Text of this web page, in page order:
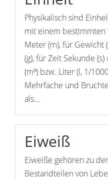
Physikalisch sind
mit einem bestimmten
Meter (m), für Gewicht
(g), für Zeit Sekunde
(m³) bzw. Liter (l, 1/
Mehrfache und
als...
Eiweiß
Eiweiße gehören zu
Bestandteilen von